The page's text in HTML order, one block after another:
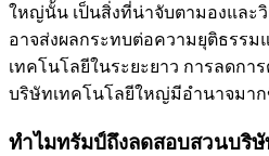
ใหญ่นั้น เป็นสิ่งที่น่าจับตามองและวิ
อาจส่งผลกระทบต่อความยุติธรรม
เทคโนโลยีในระยะยาว การลดกา
บริษัทเทคโนโลยีใหญ่มีอำนาจมา
ทำ​ไมทรัมป์ถึงลดสอบสวนบริ